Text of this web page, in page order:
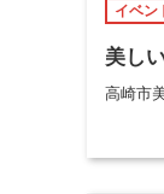
イベン
美し
高崎市